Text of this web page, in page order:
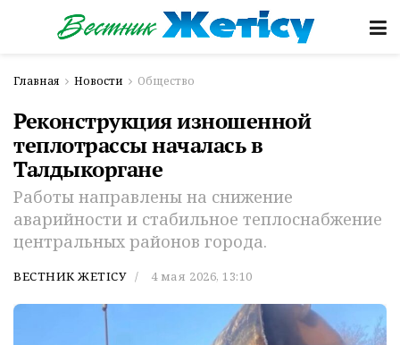
Главная Новости Общество
Реконструкция изношенной
теплотрассы началась в
Талдыкоргане
Работы направлены на снижение
аварийности и стабильное теплоснабжение
центральных районов города.
ВЕСТНИК ЖЕТІСУ 4 мая 2026, 13:10